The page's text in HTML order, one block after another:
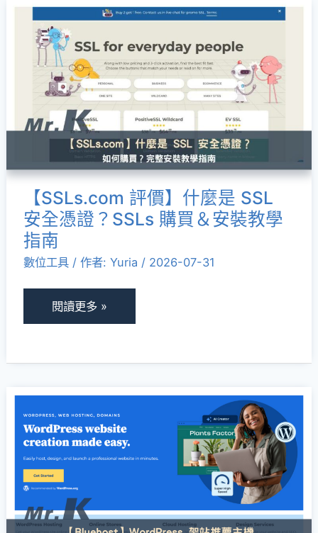
Windows、
Linux
都
可
安
裝！
【SSLs.com 評價】什麼是 SSL
安全憑證？SSLs 購買＆安裝教學
指南
數位工具/ 作者: Yuria / 2026-07-31
【SSLs.com
評
價】
什
麼
是
SSL
全
憑
證？
SSLs
購
＆
安
指
南
閱讀更多 »
【Bluehost
評
價】
WordPress
架
推